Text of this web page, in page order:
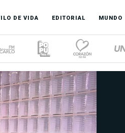
DE VIDA EDITORIAL MUNDO